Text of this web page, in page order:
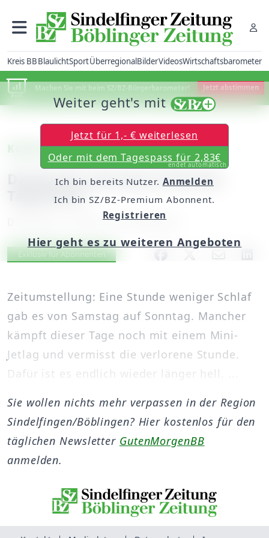
Kreis BBBlaulichtSportÜberregionalBilderVideosWirtschaftsbarometer
Machen Sie mit beim SZ/BZ-Bürgerbarometer! Jetzt abstimmen
Kommentar
Danke für die Extra-Portion
Tageslicht
Dienstag, 31. März 2015, 06:00 Uhr
Artikel vorlesen
Exklusiv für Abonnenten
Zeitumstellung: Eine Stunde weniger Schlaf
gab es von Samstag auf Sonntag. Mancher
kämpft dieser Tage noch mit einem Mini-
Jetlag und vermisst die verlorene Stunde.
Dafür ist es endlich wieder länger hell. ...
Weiter geht's mit
Jetzt für 1,- € weiterlesen
Oder mit dem Tagespass für 2,83€
endet automatisch
Ich bin bereits Nutzer. Anmelden
Ich bin SZ/BZ-Premium Abonnent.
Registrieren
Hier geht es zu weiteren Angeboten
Sie wollen nichts mehr verpassen in der Region
Sindelfingen/Böblingen? Hier kostenlos für den
täglichen Newsletter GutenMorgenBB
anmelden.